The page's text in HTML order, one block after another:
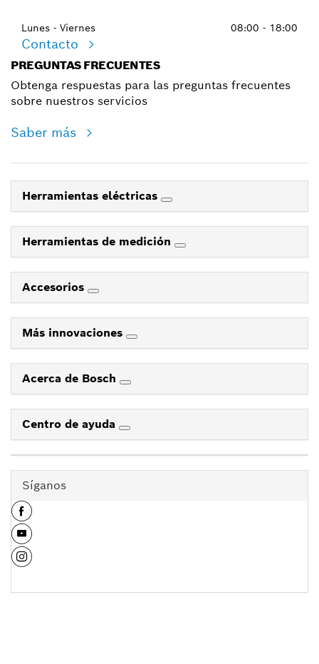
Lunes - Viernes 08:00 - 18:00
Contacto
PREGUNTAS FRECUENTES
Obtenga respuestas para las preguntas frecuentes
sobre nuestros servicios
Saber más
Herramientas eléctricas
Herramientas de medición
Accesorios
Más innovaciones
Acerca de Bosch
Centro de ayuda
Síganos